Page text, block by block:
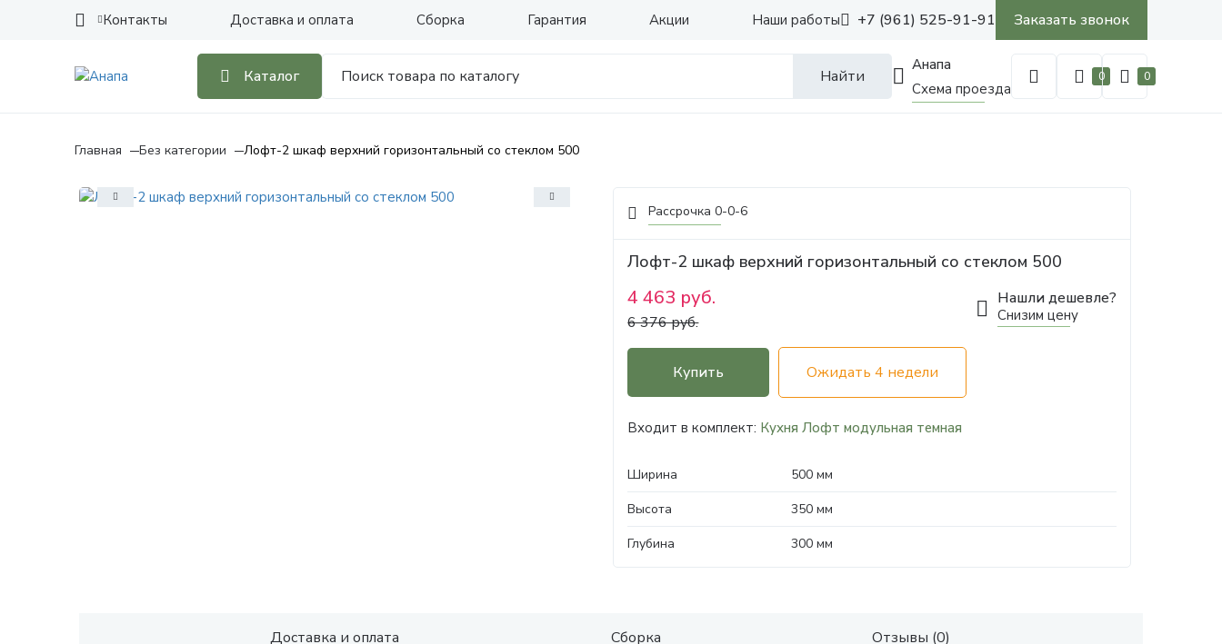
Контакты Доставка и оплата Сборка Гарантия Наши работы
Акции +7 (961) 525-91-91 Заказать звонок
Каталог Найти
Анапа
Схема проезда
0 0
Главная Без категории Лофт-2 шкаф верхний горизонтальный со стеклом 500
Рассрочка 0-0-6
Лофт-2 шкаф верхний горизонтальный со стеклом 500
4 463 руб.
6 376 руб.
Нашли дешевле?
Снизим цену
Купить Ожидать 4 недели
Входит в комплект: Кухня Лофт модульная темная
Ширина
500 мм
Высота
350 мм
Глубина
300 мм
Доставка и оплата Сборка Отзывы (0)